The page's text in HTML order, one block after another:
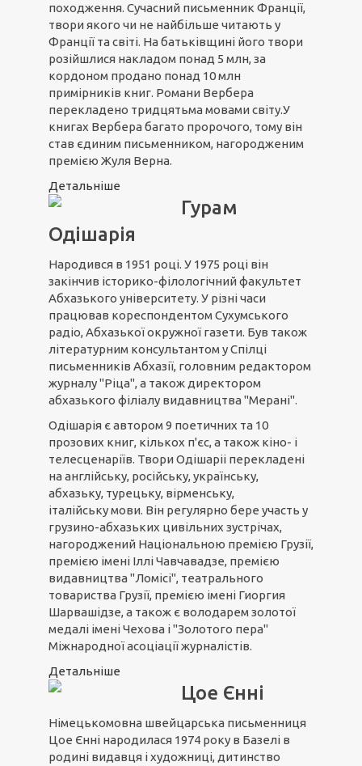
походження. Сучасний письменник Франції,
твори якого чи не найбільше читають у
Франції та світі. На батьківщині його твори
розійшлися накладом понад 5 млн, за
кордоном продано понад 10 млн
примірників книг. Романи Вербера
перекладено тридцятьма мовами світу.У
книгах Вербера багато пророчого, тому він
став єдиним письменником, нагородженим
премією Жуля Верна.
Детальніше
Гурам
Одішарія
Народився в 1951 році. У 1975 році він
закінчив історико-філологічний факультет
Абхазького університету. У різні часи
працював кореспондентом Сухумського
радіо, Абхазької окружної газети. Був також
літературним консультантом у Спілці
письменників Абхазії, головним редактором
журналу "Ріца", а також директором
абхазького філіалу видавництва "Мерані".
Одішарія є автором 9 поетичних та 10
прозових книг, кількох п'єс, а також кіно- і
телесценаріїв. Твори Одішаріі перекладені
на англійську, російську, українську,
абхазьку, турецьку, вірменську,
італійську мови. Він регулярно бере участь у
грузино-абхазьких цивільних зустрічах,
нагороджений Національною премією Грузії,
премією імені Іллі Чавчавадзе, премією
видавництва "Ломісі", театрального
товариства Грузії, премією імені Гиоргия
Шарвашідзе, а також є володарем золотої
медалі імені Чехова і "Золотого пера"
Міжнародної асоціації журналістів.
Детальніше
Цое Єнні
Німецькомовна швейцарська письменниця
Цое Єнні народилася 1974 року в Базелі в
родині видавця і художниці, дитинство